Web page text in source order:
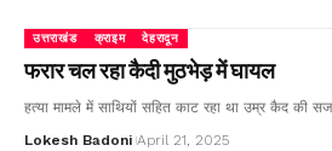
उत्तराखंड क्राइम देहरादून
फरार चल रहा कैदी मुठभेड़ में घायल
हत्या मामले में साथियों सहित काट रहा था उम्र कैद की
Lokesh Badoni April 21, 2025